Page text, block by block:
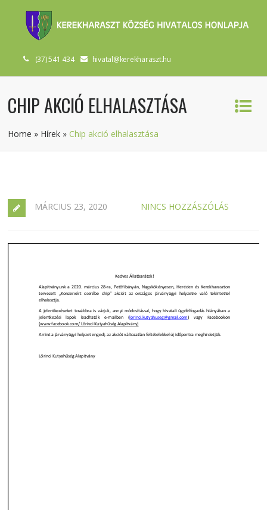
(37) 541 434 hivatal@kerekharaszt.hu
CHIP AKCIÓ ELHALASZTÁSA
Home » Hírek » Chip akció elhalasztása
MÁRCIUS 23, 2020 NINCS HOZZÁSZÓLÁS